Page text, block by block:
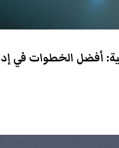
أفضل الخطوات في